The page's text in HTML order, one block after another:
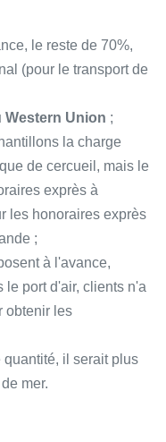
le reste de 70%,
(pour le transport de
Western Union ;
la charge
de cercueil, mais le
exprès à
les honoraires exprès
;
à l'avance,
le port d'air, clients n'a
obtenir les
il serait plus
mer.